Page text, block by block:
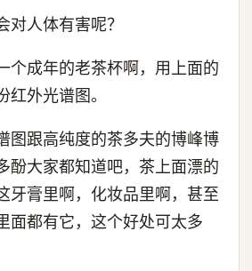
对人体有害呢？
个成年的老茶杯啊，用上面的
红外光谱图。
图跟高纯度的茶多夫的博峰博
酚大家都知道吧，茶上面漂的
牙膏里啊，化妆品里啊，甚至
面都有它，这个好处可太多